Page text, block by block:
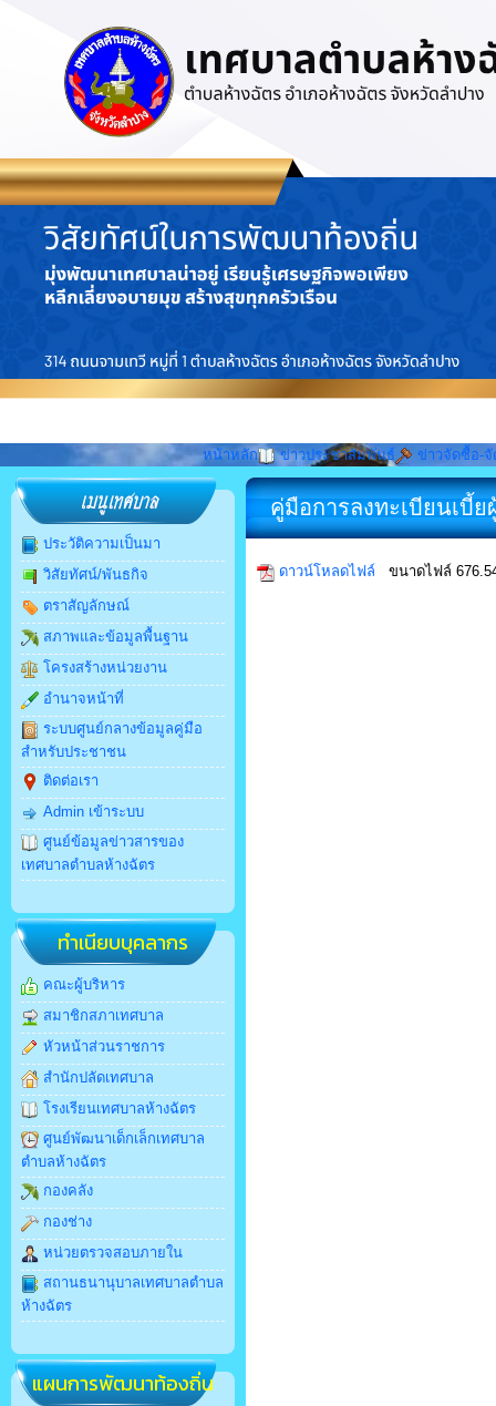
หน้าหลัก ข่าวประชาสัมพันธ์ ข่าวจัดซื้อ-จั
ประวัติความเป็นมา
วิสัยทัศน์/พันธกิจ
ตราสัญลักษณ์
สภาพและข้อมูลพื้นฐาน
โครงสร้างหน่วยงาน
อำนาจหน้าที่
ระบบศูนย์กลางข้อมูลคู่มือ
สำหรับประชาชน
ติดต่อเรา
Admin เข้าระบบ
ศูนย์ข้อมูลข่าวสารของ
เทศบาลตำบลห้างฉัตร
ทำเนียบบุคลากร
คณะผู้บริหาร
สมาชิกสภาเทศบาล
หัวหน้าส่วนราชการ
สำนักปลัดเทศบาล
โรงเรียนเทศบาลห้างฉัตร
ศูนย์พัฒนาเด็กเล็กเทศบาล
ตำบลห้างฉัตร
กองคลัง
กองช่าง
หน่วยตรวจสอบภายใน
สถานธนานุบาลเทศบาลตำบล
ห้างฉัตร
แผนการพัฒนาท้องถิ่น
คู่มือการลงทะเบียนเบี้
ดาวน์โหลดไฟล์ ขนาดไฟล์